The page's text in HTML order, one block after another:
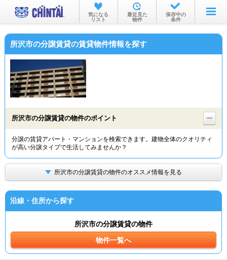
お部屋を探す
沿線・駅から
物件特集から
TOP
気になる
リスト
最近見た
物件
保存中の
条件
所沢市の分譲賃貸の賃貸物件情報を探す
所沢市の分譲賃貸の物件のポイント
分譲の賃貸アパート・マンションを検索できます。建物全体のクオリティ
が高い分譲タイプで生活してみませんか？
所沢市の分譲賃貸の物件のオススメ情報を見る
沿線・住所から探す
所沢市の分譲賃貸の物件
物件一覧へ